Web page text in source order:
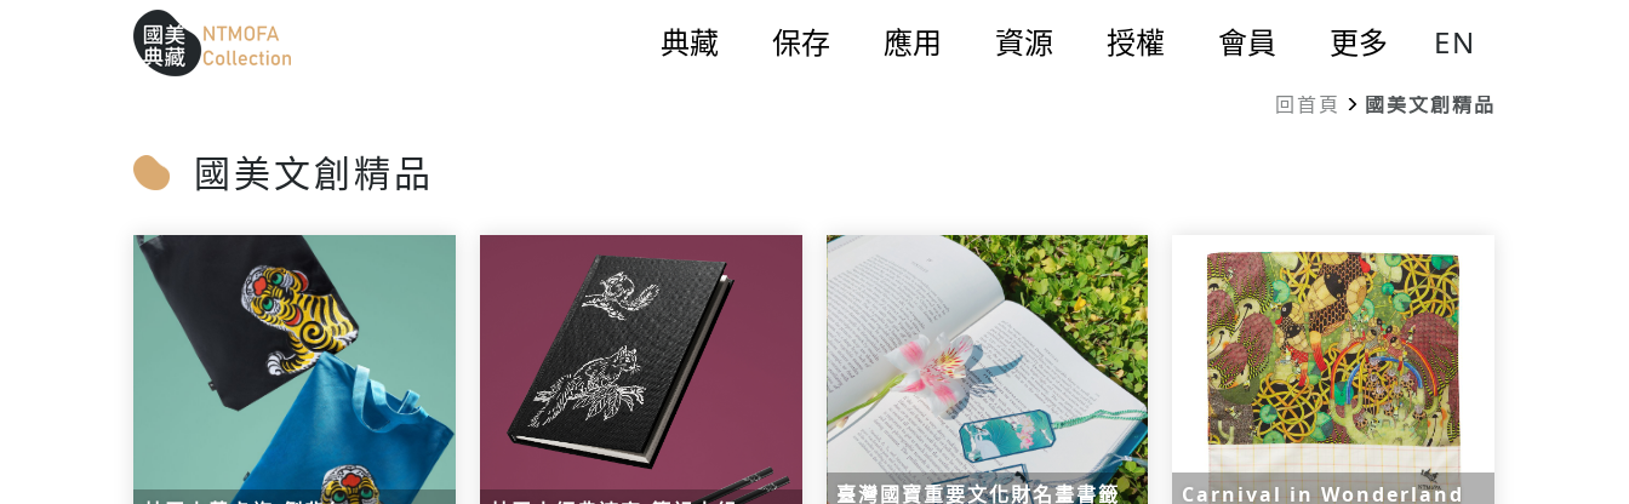
跳到中間主要內容區
網站導覽
::: 典藏 保存 應用 資源 授權 會員 更多 EN
回首頁 國美文創精品
國美文創精品
臺灣國寶重要文化財名畫書籤
Carnival in Wonderland